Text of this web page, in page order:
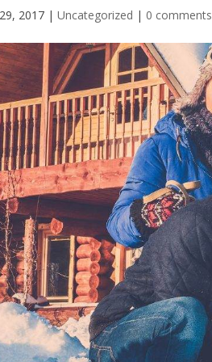
2017 |Uncategorized | 0 comments